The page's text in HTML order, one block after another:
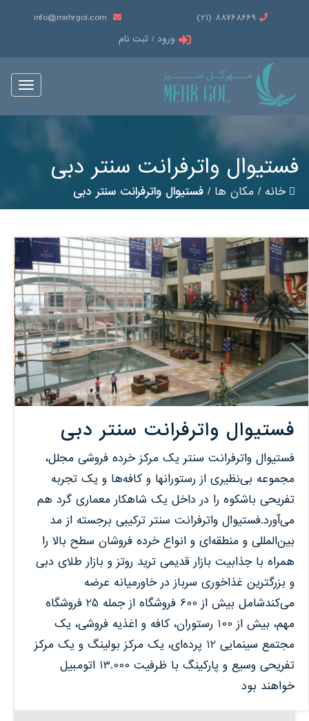
88768669 (21)
info@mehrgol.com
ورود / ثبت نام
Toggle
فستیوال واتر‌فرانت سنتر‌ دبی
خانه/ مکان ها/ فستیوال واتر‌فرانت سنتر‌ دبی
فستیوال واتر‌فرانت سنتر‌ دبی
فستیوال واتر‌فرانت سنتر‌ یک مرکز خرده فروشی مجلل،
مجموعه بی‌نظیری از رستورانها و کافه‌ها و یک تجربه
تفریحی باشکوه را در داخل یک شاهکار معماری گرد هم
می‌آورد.فستیوال واتر‌فرانت سنتر ترکیبی برجسته از مد
بین‌المللی و منطقه‌ای و انواع خرده فروشان سطح بالا را
همراه با جذابیت بازار قدیمی ترید‌ روتز‌ و بازار طلای دبی
و بزرگترین غذاخوری سرباز در خاورمیانه عرضه
می‌کندشامل بیش از 600 فروشگاه از جمله 25 فروشگاه
مهم، بیش از 100 رستوران، کافه و اغذیه‌ فروشی، یک
مجتمع سینمایی 12 پرده‌ای، یک مرکز بولینگ و یک مرکز
تفریحی وسیع و پارکینگ با ظرفیت 13.000 اتومبیل
خواهند بود